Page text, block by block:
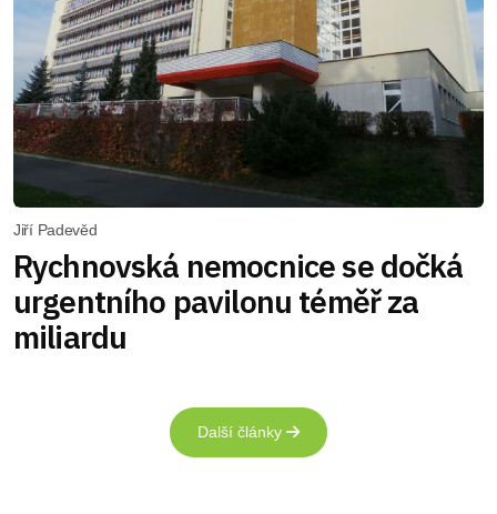
Jiří Padevěd
Rychnovská nemocnice se dočká
urgentního pavilonu téměř za
miliardu
Další články